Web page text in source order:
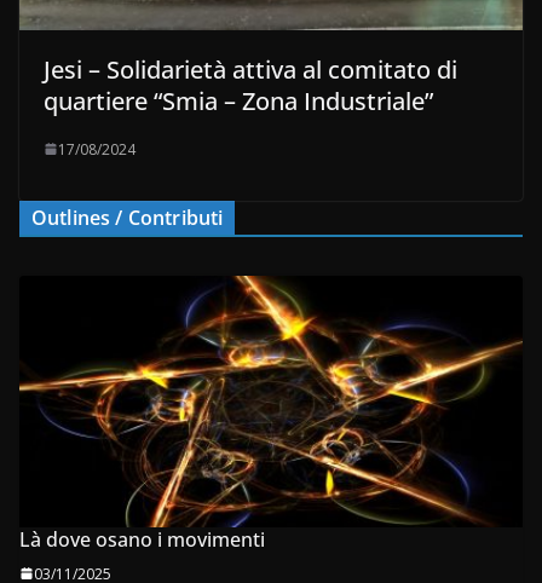
Jesi – Solidarietà attiva al comitato di
quartiere “Smia – Zona Industriale”
17/08/2024
Outlines / Contributi
Là dove osano i movimenti
03/11/2025